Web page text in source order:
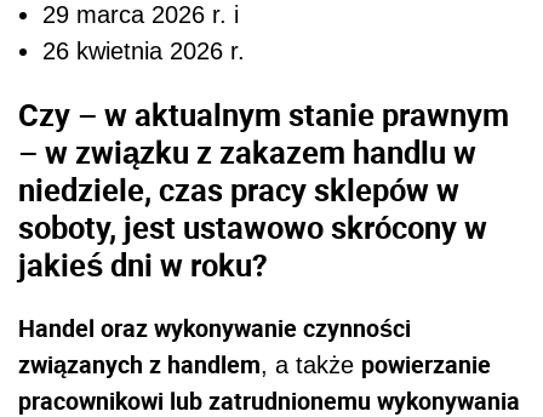
29 marca 2026 r. i
26 kwietnia 2026 r.
Czy – w aktualnym stanie prawnym
– w związku z zakazem handlu w
niedziele, czas pracy sklepów w
soboty, jest ustawowo skrócony w
jakieś dni w roku?
Handel oraz wykonywanie czynności
związanych z handlem, a także powierzanie
pracownikowi lub zatrudnionemu wykonywania